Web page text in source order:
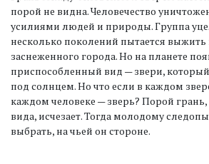
порой не видна. Человечество
усилиями людей и природы. Группа
несколько поколений пытается выжить
заснеженного города. Но на планете
приспособленный вид — звери,
под солнцем. Но что если в каждом
каждом человеке — зверь? Порой
вида, исчезает. Тогда молодому
выбрать, на чьей он стороне.